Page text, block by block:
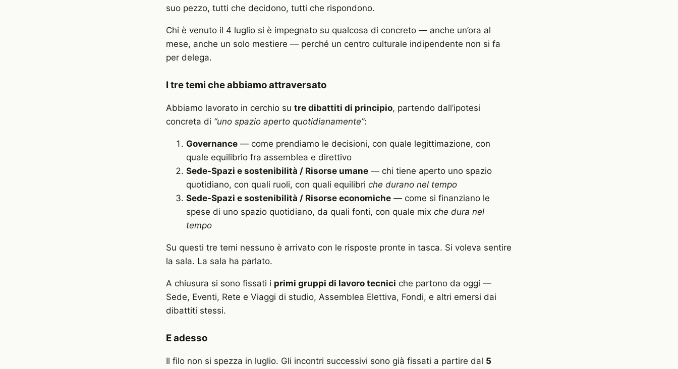
suo pezzo, tutti che decidono, tutti che rispondono.
Chi è venuto il 4 luglio si è impegnato su qualcosa di concreto — anche un’ora al
mese, anche un solo mestiere — perché un centro culturale indipendente non si fa
per delega.
I tre temi che abbiamo attraversato
Abbiamo lavorato in cerchio su tre dibattiti di principio, partendo dall’ipotesi
concreta di “uno spazio aperto quotidianamente”:
Governance — come prendiamo le decisioni, con quale legittimazione, con
quale equilibrio fra assemblea e direttivo
Sede-Spazi e sostenibilità / Risorse umane — chi tiene aperto uno spazio
quotidiano, con quali ruoli, con quali equilibri che durano nel tempo
Sede-Spazi e sostenibilità / Risorse economiche — come si finanziano le
spese di uno spazio quotidiano, da quali fonti, con quale mix che dura nel
tempo
Su questi tre temi nessuno è arrivato con le risposte pronte in tasca. Si voleva sentire
la sala. La sala ha parlato.
A chiusura si sono fissati i primi gruppi di lavoro tecnici che partono da oggi —
Sede, Eventi, Rete e Viaggi di studio, Assemblea Elettiva, Fondi, e altri emersi dai
dibattiti stessi.
E adesso
Il filo non si spezza in luglio. Gli incontri successivi sono già fissati a partire dal 5